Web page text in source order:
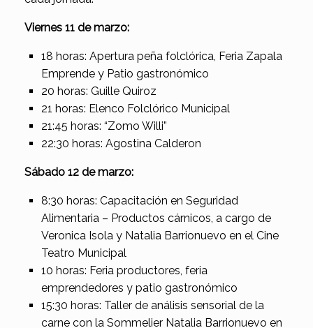
Viernes 11 de marzo:
18 horas: Apertura peña folclórica, Feria Zapala
Emprende y Patio gastronómico
20 horas: Guille Quiroz
21 horas: Elenco Folclórico Municipal
21:45 horas: “Zomo Willi”
22:30 horas: Agostina Calderon
Sábado 12 de marzo:
8:30 horas: Capacitación en Seguridad
Alimentaria – Productos cárnicos, a cargo de
Veronica Isola y Natalia Barrionuevo en el Cine
Teatro Municipal
10 horas: Feria productores, feria
emprendedores y patio gastronómico
15:30 horas: Taller de análisis sensorial de la
carne con la Sommelier Natalia Barrionuevo en